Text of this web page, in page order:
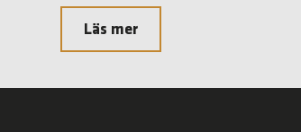
Läs mer